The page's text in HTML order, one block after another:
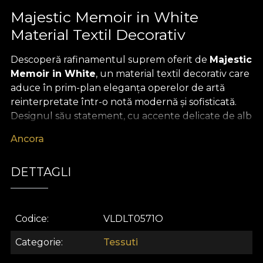
Majestic Memoir in White
Material Textil Decorativ
Descoperă rafinamentul suprem oferit de Majestic
Memoir in White, un material textil decorativ care
aduce în prim-plan eleganța operelor de artă
reinterpretate într-o notă modernă și sofisticată.
Designul său statement, cu accente delicate de alb
spațiu o notă aparte de lux și armonie,
neuitat. Motivele ce plutesc subtil pe suprafața
materialului redefinesc noțiunea de confort și
Versatilitatea acestui material textil premium
recomandă pentru o multitudine de proiecte de
decor. Poate fi folosit cu succes pentru draperii
Ancora
DETTAGLI
Codice VLDLT0571O
Categorie Tessuti